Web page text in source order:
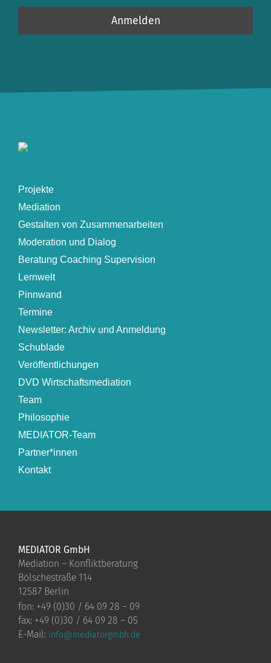
Projekte
Mediation
Gestalten von Zusammenarbeiten
Moderation und Dialog
Beratung Coaching Supervision
Lernwelt
Pinnwand
Termine
Newsletter: Archiv und Anmeldung
Schublade
Veröffentlichungen
DVD Wirtschaftsmediation
Team
Philosophie
MEDIATOR-Team
Partner*innen
Kontakt
MEDIATOR GmbH
Mediation – Konfliktberatung
Bölschestraße 114
12587 Berlin
fon: +49 (0)30 / 64 09 28 – 09
fax: +49 (0)30 / 64 09 28 – 05
E-Mail: info@mediatorgmbh.de